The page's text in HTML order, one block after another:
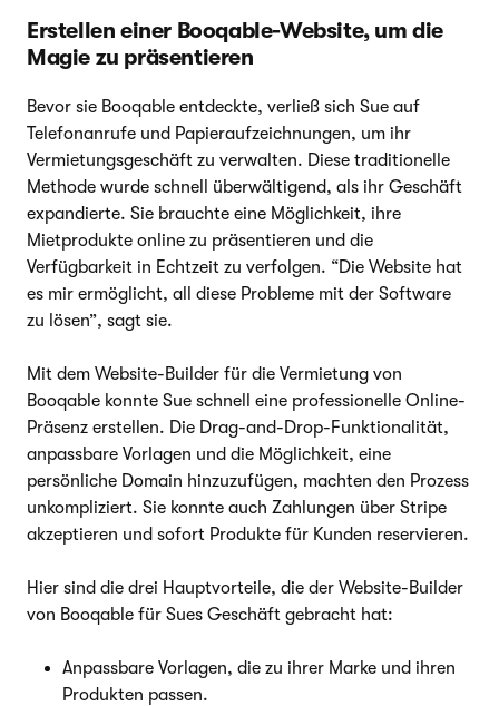
Erstellen einer Booqable-Website, um die
Magie zu präsentieren
Bevor sie Booqable entdeckte, verließ sich Sue auf
Telefonanrufe und Papieraufzeichnungen, um ihr
Vermietungsgeschäft zu verwalten. Diese traditionelle
Methode wurde schnell überwältigend, als ihr Geschäft
expandierte. Sie brauchte eine Möglichkeit, ihre
Mietprodukte online zu präsentieren und die
Verfügbarkeit in Echtzeit zu verfolgen. “Die Website hat
es mir ermöglicht, all diese Probleme mit der Software
zu lösen”, sagt sie.
Mit dem Website-Builder für die Vermietung von
Booqable konnte Sue schnell eine professionelle Online-
Präsenz erstellen. Die Drag-and-Drop-Funktionalität,
anpassbare Vorlagen und die Möglichkeit, eine
persönliche Domain hinzuzufügen, machten den Prozess
unkompliziert. Sie konnte auch Zahlungen über Stripe
akzeptieren und sofort Produkte für Kunden reservieren.
Hier sind die drei Hauptvorteile, die der Website-Builder
von Booqable für Sues Geschäft gebracht hat:
Anpassbare Vorlagen, die zu ihrer Marke und ihren
Produkten passen.